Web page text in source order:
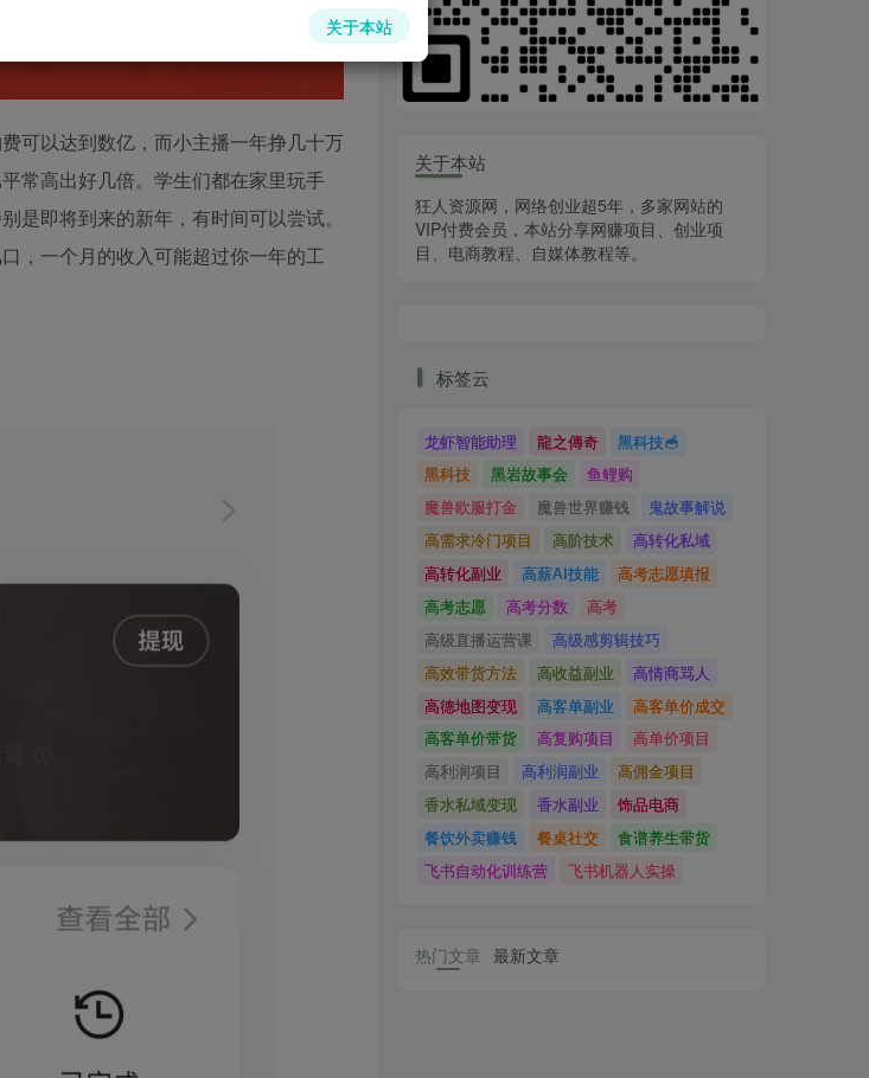
可以达到数亿，而小主播一年挣几十万
常高出好几倍。学生们都在家里玩手
是即将到来的新年，有时间可以尝试。
，一个月的收入可能超过你一年的工
关于本站
狂人资源网，网络创业超5年，多家网站的
VIP付费会员，本站分享网赚项目、创业项
目、电商教程、自媒体教程等。
标签云
龙虾智能助理 龍之傳奇
黑科技🥣
黑科技
黑岩故事会
鱼鲤购
魔兽欧服打金
魔兽世界赚钱
鬼故事解说
高需求冷门项目
高阶技术
高转化私域
高转化副业
高薪AI技能
高考志愿填报
高考志愿
高考分数
高考
高级直播运营课
高级感剪辑技巧
高效带货方法
高收益副业
高情商骂人
高德地图变现
高客单副业
高客单价成交
高客单价带货
高复购项目
高单价项目
高利润项目
高利润副业
高佣金项目
香水私域变现
香水副业
饰品电商
餐饮外卖赚钱
餐桌社交
食谱养生带货
飞书自动化训练营
飞书机器人实操
热门文章 最新文章
关于本站